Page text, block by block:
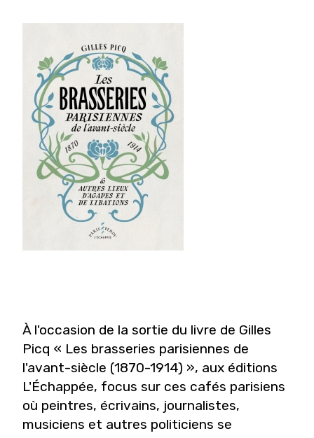
À l'occasion de la sortie du livre de Gilles
Picq « Les brasseries parisiennes de
l'avant-siècle (1870-1914) », aux éditions
L'Échappée, focus sur ces cafés parisiens
où peintres, écrivains, journalistes,
musiciens et autres politiciens se